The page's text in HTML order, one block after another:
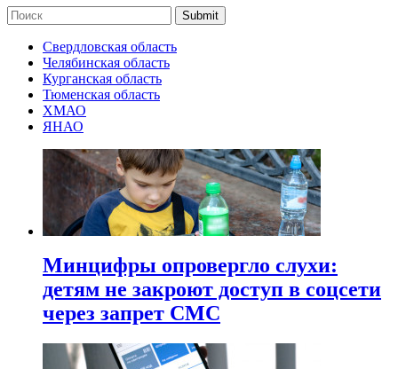
Submit
Свердловская область
Челябинская область
Курганская область
Тюменская область
ХМАО
ЯНАО
Минцифры опровергло слухи:
детям не закроют доступ в соцсети
через запрет СМС